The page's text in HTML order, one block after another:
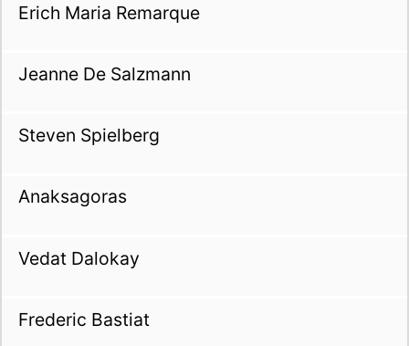
Erich Maria Remarque
Jeanne De Salzmann
Steven Spielberg
Anaksagoras
Vedat Dalokay
Frederic Bastiat